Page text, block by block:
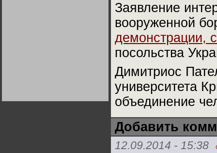
Заявление
вооруженной
демонстрации,
посольства
Димитриос
университета
объединение
Добавить
12.09.2014 - 15:38